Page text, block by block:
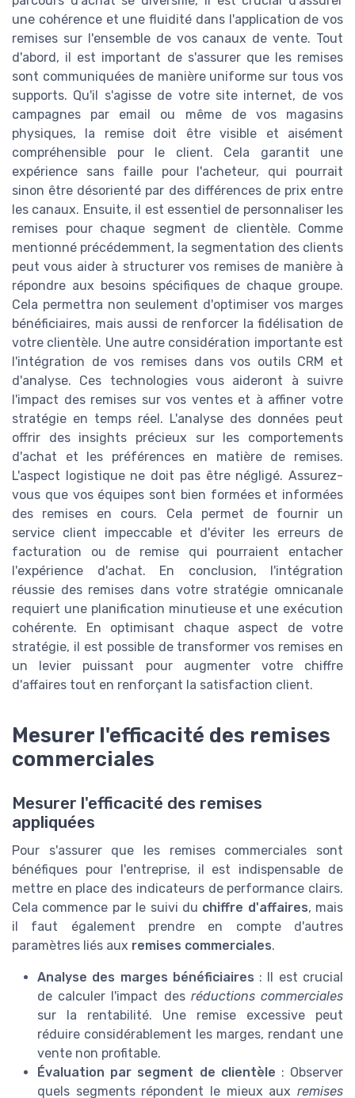
une cohérence et une fluidité dans l'application de vos
remises sur l'ensemble de vos canaux de vente. Tout
d'abord, il est important de s'assurer que les remises
sont communiquées de manière uniforme sur tous vos
supports. Qu'il s'agisse de votre site internet, de vos
campagnes par email ou même de vos magasins
physiques, la remise doit être visible et aisément
compréhensible pour le client. Cela garantit une
expérience sans faille pour l'acheteur, qui pourrait
sinon être désorienté par des différences de prix entre
les canaux. Ensuite, il est essentiel de personnaliser les
remises pour chaque segment de clientèle. Comme
mentionné précédemment, la segmentation des clients
peut vous aider à structurer vos remises de manière à
répondre aux besoins spécifiques de chaque groupe.
Cela permettra non seulement d'optimiser vos marges
bénéficiaires, mais aussi de renforcer la fidélisation de
votre clientèle. Une autre considération importante est
l'intégration de vos remises dans vos outils CRM et
d'analyse. Ces technologies vous aideront à suivre
l'impact des remises sur vos ventes et à affiner votre
stratégie en temps réel. L'analyse des données peut
offrir des insights précieux sur les comportements
d'achat et les préférences en matière de remises.
L'aspect logistique ne doit pas être négligé. Assurez-
vous que vos équipes sont bien formées et informées
des remises en cours. Cela permet de fournir un
service client impeccable et d'éviter les erreurs de
facturation ou de remise qui pourraient entacher
l'expérience d'achat. En conclusion, l'intégration
réussie des remises dans votre stratégie omnicanale
requiert une planification minutieuse et une exécution
cohérente. En optimisant chaque aspect de votre
stratégie, il est possible de transformer vos remises en
un levier puissant pour augmenter votre chiffre
d'affaires tout en renforçant la satisfaction client.
Mesurer l'efficacité des remises
commerciales
Mesurer l'efficacité des remises
appliquées
Pour s'assurer que les remises commerciales sont
bénéfiques pour l'entreprise, il est indispensable de
mettre en place des indicateurs de performance clairs.
Cela commence par le suivi du chiffre d'affaires, mais
il faut également prendre en compte d'autres
paramètres liés aux remises commerciales.
Analyse des marges bénéficiaires : Il est crucial
de calculer l'impact des réductions commerciales
sur la rentabilité. Une remise excessive peut
réduire considérablement les marges, rendant une
vente non profitable.
Évaluation par segment de clientèle : Observer
quels segments répondent le mieux aux remises